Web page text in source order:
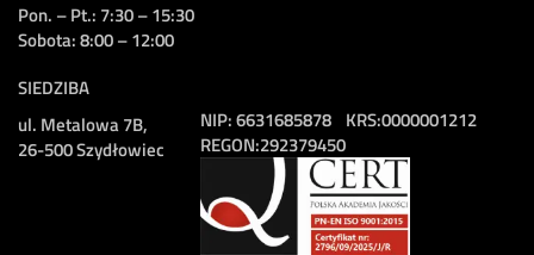
Pon. – Pt.: 7:30 – 15:30
Sobota: 8:00 – 12:00
SIEDZIBA
ul. Metalowa 7B,
26-500 Szydłowiec
NIP:6631685878
REGON:292379450
KRS:0000001212